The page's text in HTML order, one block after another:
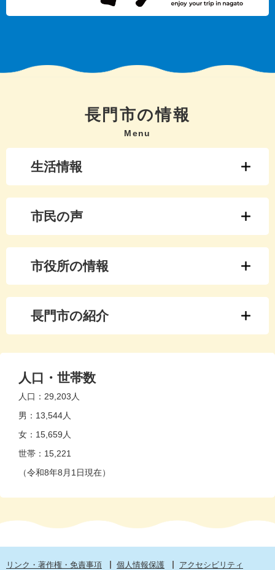
長門市の情報
Menu
生活情報
市民の声
市役所の情報
長門市の紹介
人口・世帯数
人口： 29,203人
男： 13,544人
女： 15,659人
世帯： 15,221
（令和8年8月1日現在）
リンク・著作権・免責事項 個人情報保護
アクセシビリティ